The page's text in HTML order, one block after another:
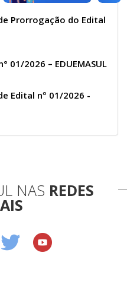
Prorrogação do Edital
01/2026 – EDUEMASUL
Edital nº 01/2026 -
NAS REDES